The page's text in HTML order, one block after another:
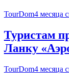
TourDom4 месяца
Туристам
Ланку
TourDom4 месяца